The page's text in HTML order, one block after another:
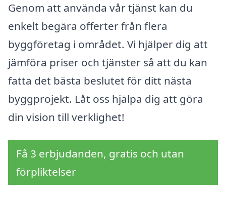
Genom att använda vår tjänst kan du
enkelt begära offerter från flera
byggföretag i området. Vi hjälper dig att
jämföra priser och tjänster så att du kan
fatta det bästa beslutet för ditt nästa
byggprojekt. Låt oss hjälpa dig att göra
din vision till verklighet!
Få 3 erbjudanden, gratis och utan
förpliktelser